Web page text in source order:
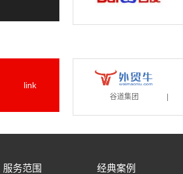
link
谷道集团
服务范围 经典案例